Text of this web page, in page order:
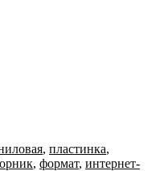
, пластинка,
, формат, интернет-